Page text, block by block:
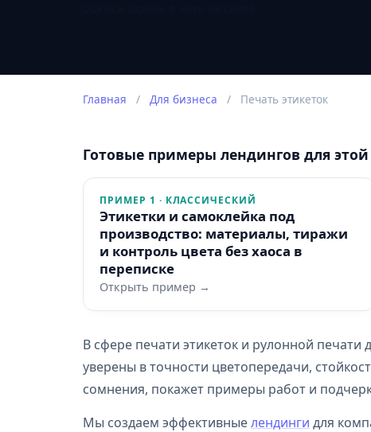
Главная / Для бизнеса / Печать этикеток
Готовые примеры лендингов для
ПРИМЕР 1 · КЛАССИЧЕСКИЙ
Этикетки и самоклейка под
производство: материалы, тиражи
и контроль цвета без хаоса в
переписке
Открыть пример →
В сфере печати этикеток и рулонной
уверены в точности цветопередачи,
сомнения, покажет примеры работ и
Мы создаем эффективныелендинги для